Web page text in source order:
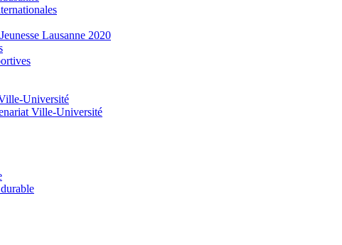
Lausanne 2020
Université
Ville-Université